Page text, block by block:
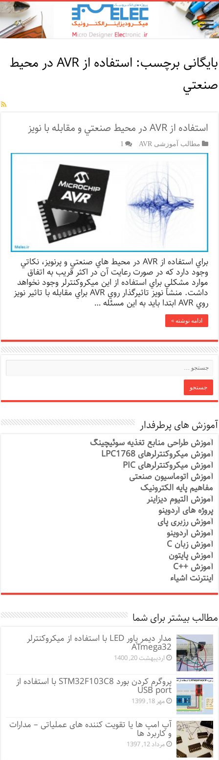
بایگانی برچسب:
اﺳﺘﻔﺎده از AVR در ﻣﺤﻴﻂ
ﺻﻨﻌﺘﻲ
اﺳﺘﻔﺎده از AVR در ﻣﺤﻴﻂ ﺻﻨﻌﺘﻲ و ﻣﻘﺎﺑﻠﻪ ﺑﺎ ﻧﻮﻳﺰ
مطالب آموزشی AVR 1
ﺑﺮاي اﺳﺘﻔﺎده از AVR در ﻣﺤﻴﻂ ﻫﺎي ﺻﻨﻌﺘﻲ و ﭘﺮﻧﻮﻳﺰ، ﻧﻜﺎﺗﻲ
وﺟﻮد دارد ﻛﻪ در ﺻﻮرت رﻋﺎﻳﺖ آن در اﻛﺜﺮ ﻗﺮﻳﺐ ﺑﻪ اﺗﻔﺎق
ﻣﻮارد ﻣﺸﻜﻠﻲ ﺑﺮاي اﺳﺘﻔﺎده از اﻳﻦ ﻣﻴﻜﺮوﻛﻨﺘﺮﻟﺮ وﺟﻮد ﻧﺨﻮاﻫﺪ
داﺷﺖ. ﻣﻨﺸﺎ ﻧﻮﻳﺰ ﺗﺎﺛﻴﺮﮔﺬار روي AVR ﺑﺮاي ﻣﻘﺎﺑﻠﻪ ﺑﺎ ﺗﺎﺛﻴﺮ ﻧﻮﻳﺰ
روي AVR اﺑﺘﺪا ﺑﺎﻳﺪ ﺑﻪ اﻳﻦ ﻣﺴﺌﻠﻪ …
ادامه نوشته »
آموزش های پرطرفدار
آموزش طراحی منابع تغذیه سوئیچینگ
آموزش میکروکنترلرهای LPC1768
آموزش میکروکنترلرهای PIC
آموزش اتوماسیون صنعتی
مفاهیم پایه الکترونیک
آموزش آلتیوم دیزاینر
پروژه های آردوینو
آموزش رزبری پای
آموزش آردوینو
آموزش زبان C
آموزش پایتون
آموزش ++C
اینترنت اشیاء
مطالب بیشتر برای شما
مدار دیمر پاور LED با استفاده از میکروکنترلر
ATmega32
اردیبهشت 20, 1400
پروگرم کردن بورد STM32F103C8 با استفاده از
USB port
مهر 18, 1399
آپ امپ ها یا تقویت کننده های عملیاتی – مدارات
و کاربرد ها
مرداد 12, 1397